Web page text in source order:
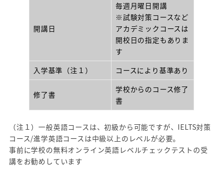
開講日
毎週月曜日開講
※試験対策コースなど
アカデミックコースは
開校日の指定もありま
す
入学基準（注１）
コースにより基準あり
修了書
学校からのコース修了
書
（注１）一般英語コースは、初級から可能ですが、IELTS対策
コース/進学英語コースは中級以上のレベルが必要。
事前に学校の無料オンライン英語レベルチェックテストの受
講をお勧めしています